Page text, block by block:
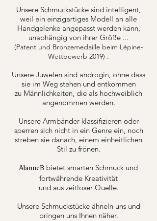
Unsere Schmuckstücke sind intelligent,
weil ein einzigartiges Modell an alle
Handgelenke angepasst werden kann,
unabhängig von ihrer Größe ...
(Patent und Bronzemedaille beim Lépine-
Wettbewerb 2019) .
Unsere Juwelen sind androgin, ohne dass
sie im Weg stehen und entkommen
zu Männlichkeiten, die als hochweiblich
angenommen werden.
Unsere Armbänder klassifizieren oder
sperren sich nicht in ein Genre ein, noch
streben sie danach, einem einheitlichen
Stil zu frönen.
AlanneB bietet smarten Schmuck und
fortwährende Kreativität
und aus zeitloser Quelle.
Unsere Schmuckstücke ähneln uns und
bringen uns Ihnen näher.